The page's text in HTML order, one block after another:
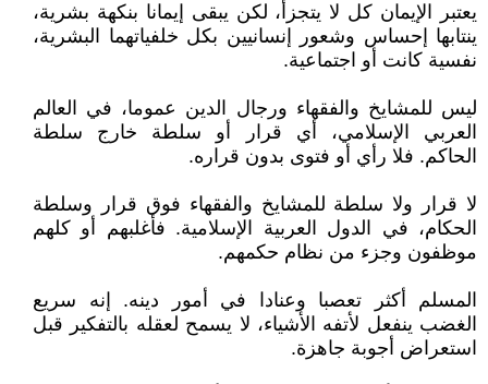
يعتبر الإيمان كل لا يتجزأ، لكن يبقى إيمانا بنكهة بشرية،
ينتابها إحساس وشعور إنسانيين بكل خلفياتهما البشرية،
نفسية كانت أو اجتماعية.
ليس للمشايخ والفقهاء ورجال الدين عموما، في العالم
العربي الإسلامي، أي قرار أو سلطة خارج سلطة
الحاكم. فلا رأي أو فتوى بدون قراره.
لا قرار ولا سلطة للمشايخ والفقهاء فوق قرار وسلطة
الحكام، في الدول العربية الإسلامية. فأغلبهم أو كلهم
موظفون وجزء من نظام حكمهم.
المسلم أكثر تعصبا وعنادا في أمور دينه. إنه سريع
الغضب ينفعل لأتفه الأشياء، لا يسمح لعقله بالتفكير قبل
استعراض أجوبة جاهزة.